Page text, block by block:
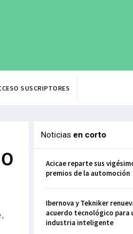
SUSCRIPTORES
Noticias en corto
Acicae reparte sus
premios de la automoción
Ibernova y Tekniker
acuerdo tecnológico para
industria inteligente